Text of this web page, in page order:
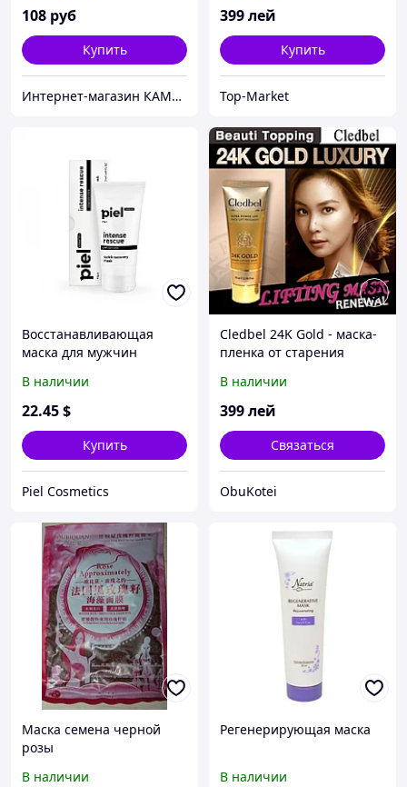
108 руб
Купить
Интернет-магазин КАМЕЛИЯ
399лей
Купить
Top-Market
Восстанавливающая
маска для мужчин
В наличии
22.45$
Купить
Piel Cosmetics
Cledbel 24K Gold - маска-
пленка от старения
В наличии
399лей
Связаться
ObuKotei
Маска семена черной
розы
В наличии
Регенерирующая маска
В наличии